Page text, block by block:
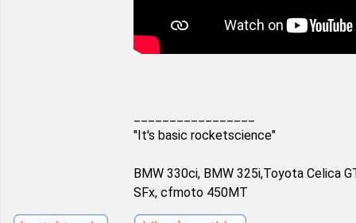
"It's basic rocketscience"
BMW 330ci, BMW 325i,Toyota Celica
SFx, cfmoto 450MT